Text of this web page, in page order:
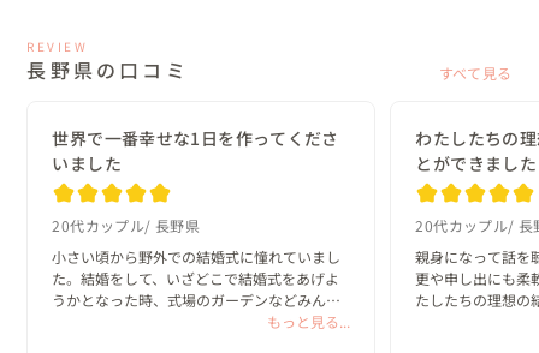
REVIEW
長野県の口コミ すべて見る
世界で一番幸せな1日を作ってくださ
いました
20代カップル 長野県
小さい頃から野外での結婚式に憧れていまし
た。結婚をして、いざどこで結婚式をあげよ
うかとなった時、式場のガーデンなどみんな
と同じは惹かれないし、自由度も限られてい
もっと見る...
わたしたちの
とができまし
20代カップル 長
親身になって話を
更や申し出にも柔
たしたちの理想の